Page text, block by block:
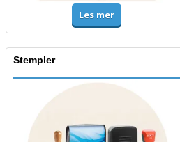
Les mer
Stempler